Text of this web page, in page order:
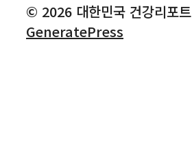
© 2026 대한민국 건강리포트
GeneratePress